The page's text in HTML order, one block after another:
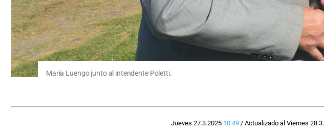
María Luengo junto al intendente Poletti.
Jueves 27.3.2025 10:49/ Actualizado al Viernes